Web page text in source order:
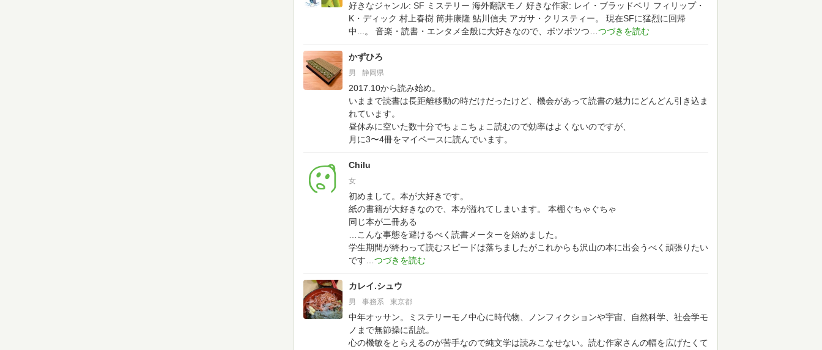
好きなジャンル: SF ミステリー 海外翻訳モノ 好きな作家: レイ・ブラッドベリ フィリップ・
K・ディック 村上春樹 筒井康隆 鮎川信夫 アガサ・クリスティー。
現在SFに猛烈に回帰
中...。
音楽・読書・エンタメ全般に大好きなので、ボツボツつ
かずひろ
男 静岡県
2017.10から読み始め。
いままで読書は長距離移動の時だけだったけど、機会があって読書の魅力にどんどん引き込ま
れています。
昼休みに空いた数十分でちょこちょこ読むので効率はよくないのですが、
月に3〜4冊をマイペースに読んでいます。
Chilu
女
初めまして。本が大好きです。
紙の書籍が大好きなので、本が溢れてしまいます。
本棚ぐちゃぐちゃ
同じ本が二冊ある
…こんな事態を避けるべく読書メーターを始めました。
学生期間が終わって読むスピードは落ちましたがこれからも沢山の本に出会うべく頑張りたい
です
カレイ.シュウ
男 事務系 東京都
中年オッサン。ミステリーモノ中心に時代物、ノンフィクションや宇宙、自然科学、社会学モ
ノまで無節操に乱読。
心の機敏をとらえるのが苦手なので純文学は読みこなせない。読む作家さんの幅を広げたくて